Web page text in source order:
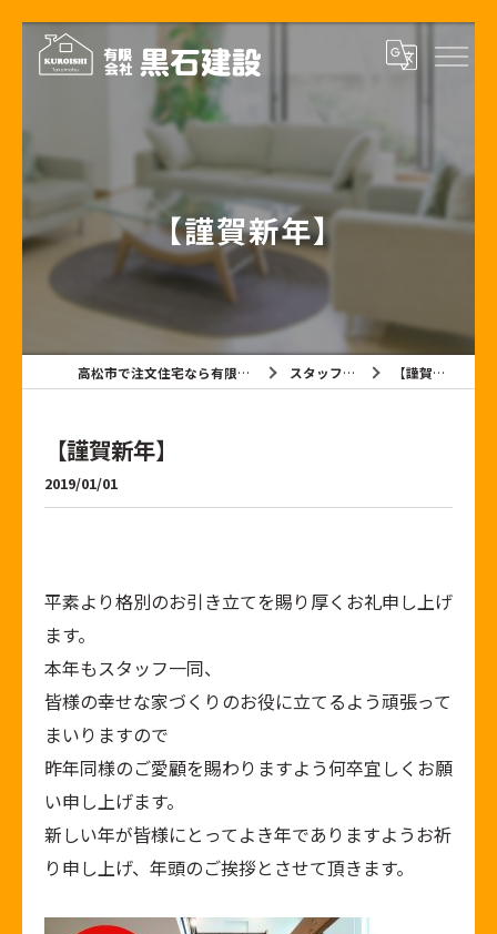
【謹賀新年】
高松市で注文住宅なら有限会社黒石建設 スタッフブログ 【謹賀新年】
【謹賀新年】
2019/01/01
平素より格別のお引き立てを賜り厚くお礼申し上げ
ます。
本年もスタッフ一同、
皆様の幸せな家づくりのお役に立てるよう頑張って
まいりますので
昨年同様のご愛顧を賜わりますよう何卒宜しくお願
い申し上げます。
新しい年が皆様にとってよき年でありますようお祈
り申し上げ、年頭のご挨拶とさせて頂きます。